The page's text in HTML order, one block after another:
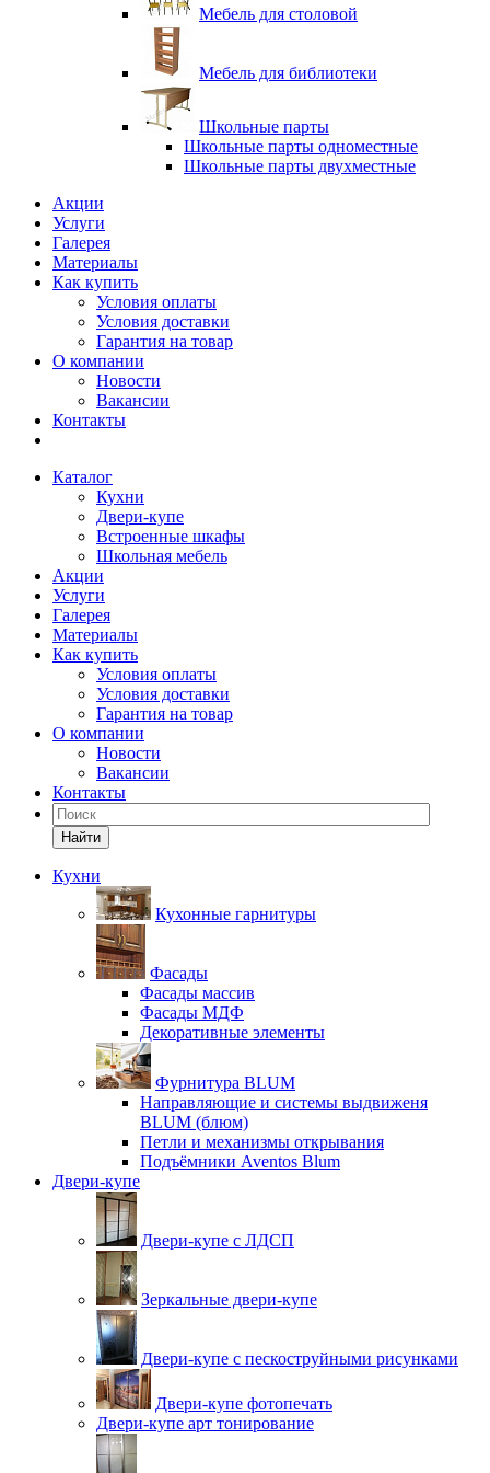
Мебель для столовой
Мебель для библиотеки
Школьные парты
Школьные парты одноместные
Школьные парты двухместные
Акции
Услуги
Галерея
Материалы
Как купить
Условия оплаты
Условия доставки
Гарантия на товар
О компании
Новости
Вакансии
Контакты
Каталог
Кухни
Двери-купе
Встроенные шкафы
Школьная мебель
Акции
Услуги
Галерея
Материалы
Как купить
Условия оплаты
Условия доставки
Гарантия на товар
О компании
Новости
Вакансии
Контакты
Найти
Кухни
Кухонные гарнитуры
Фасады
Фасады массив
Фасады МДФ
Декоративные элементы
Фурнитура BLUM
Направляющие и системы выдвиженя
BLUM (блюм)
Петли и механизмы открывания
Подъёмники Aventos Blum
Двери-купе
Двери-купе с ЛДСП
Зеркальные двери-купе
Двери-купе с пескоструйными рисунками
Двери-купе фотопечать
Двери-купе арт тонирование